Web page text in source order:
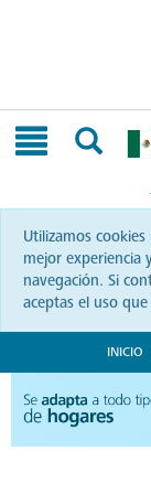
Utilizamos
mejor experiencia
navegación. Si
aceptas el uso
INICIO